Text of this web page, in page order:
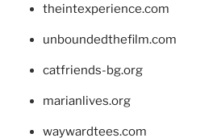
theintexperience.com
unboundedthefilm.com
catfriends-bg.org
marianlives.org
waywardtees.com